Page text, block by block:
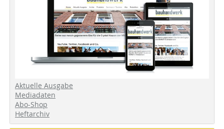
Aktuelle Ausgabe
Mediadaten
Abo-Shop
Heftarchiv